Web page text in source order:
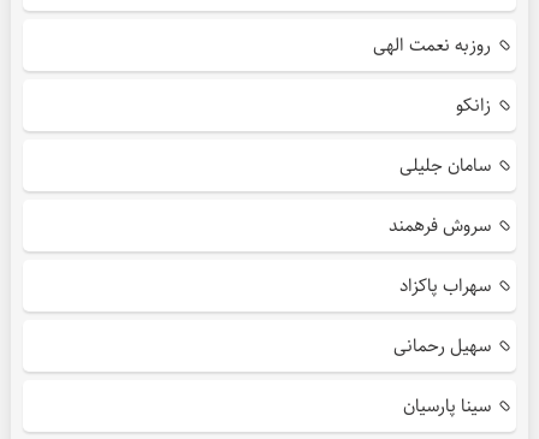
روزبه نعمت الهی
زانکو
سامان جلیلی
سروش فرهمند
سهراب پاکزاد
سهیل رحمانی
سینا پارسیان